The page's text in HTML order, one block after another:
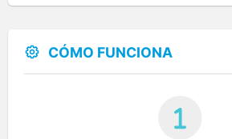
CÓMO FUNCIONA